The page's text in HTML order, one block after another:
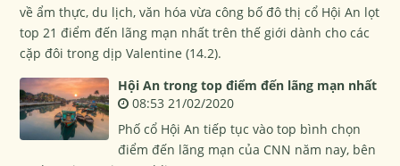
về ẩm thực, du lịch, văn hóa vừa công bố đô thị cổ Hội An lọt
top 21 điểm đến lãng mạn nhất trên thế giới dành cho các
cặp đôi trong dịp Valentine (14.2).
Hội An trong top điểm đến lãng mạn nhất
08:53 21/02/2020
Phố cổ Hội An tiếp tục vào top bình chọn
điểm đến lãng mạn của CNN năm nay, bên